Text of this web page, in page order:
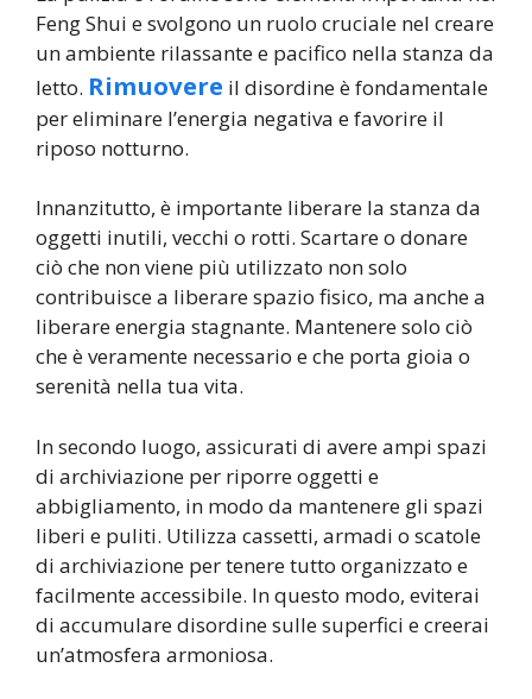
Feng Shui e svolgono un ruolo cruciale nel creare
un ambiente rilassante e pacifico nella stanza da
letto. Rimuovere il disordine è fondamentale
per eliminare l’energia negativa e favorire il
riposo notturno.
Innanzitutto, è importante liberare la stanza da
oggetti inutili, vecchi o rotti. Scartare o donare
ciò che non viene più utilizzato non solo
contribuisce a liberare spazio fisico, ma anche a
liberare energia stagnante. Mantenere solo ciò
che è veramente necessario e che porta gioia o
serenità nella tua vita.
In secondo luogo, assicurati di avere ampi spazi
di archiviazione per riporre oggetti e
abbigliamento, in modo da mantenere gli spazi
liberi e puliti. Utilizza cassetti, armadi o scatole
di archiviazione per tenere tutto organizzato e
facilmente accessibile. In questo modo, eviterai
di accumulare disordine sulle superfici e creerai
un’atmosfera armoniosa.